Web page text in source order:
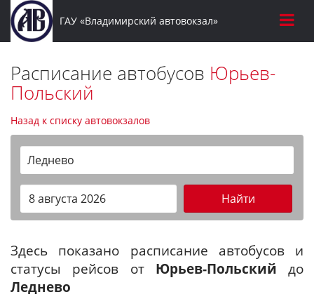
ГАУ «Владимирский автовокзал»
Расписание автобусов Юрьев-
Польский
Назад к списку автовокзалов
Леднево
Найти
Здесь показано расписание автобусов и
статусы рейсов от Юрьев-Польский до
Леднево